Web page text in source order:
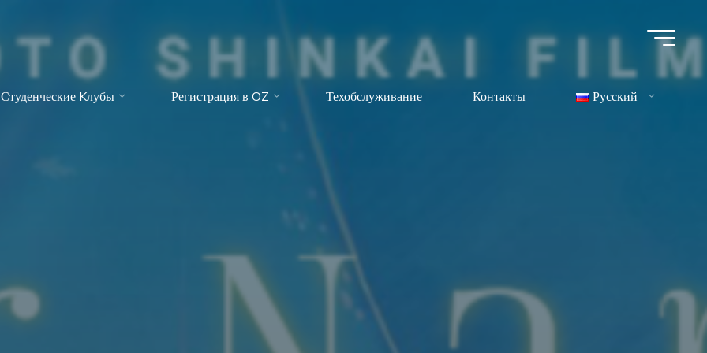
Студенческие Kлубы Регистрация в OZ Техобслуживание Контакты Русский